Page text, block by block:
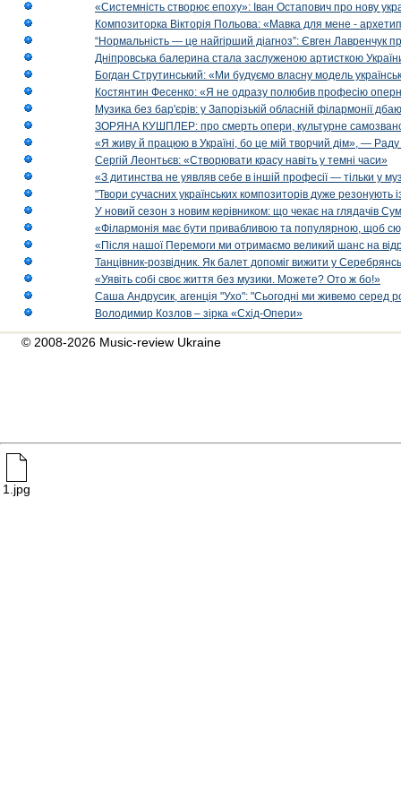
«Системність створює епоху»: Іван Остапович про нову
Композиторка Вікторія Польова: «Мавка для мене -
“Нормальність — це найгірший діагноз”: Євген Лавренчук
Дніпровська балерина стала заслуженою артисткою
Богдан Струтинський: «Ми будуємо власну модель
Костянтин Фесенко: «Я не одразу полюбив професію
Музика без бар'єрів: у Запорізькій обласній філармонії
ЗОРЯНА КУШПЛЕР: про смерть опери, культурне
«Я живу й працюю в Україні, бо це мій творчий дім», — Раду
Сергій Леонтьєв: «Створювати красу навіть у темні часи»
«З дитинства не уявляв себе в іншій професії — тільки у
"Твори сучасних українських композиторів дуже резонують
У новий сезон з новим керівником: що чекає на глядачів
«Філармонія має бути привабливою та популярною, щоб
«Після нашої Перемоги ми отримаємо великий шанс на
Танцівник-розвідник. Як балет допоміг вижити у
«Уявіть собі своє життя без музики. Можете? Ото ж бо!»
Саша Андрусик, агенція "Ухо": "Сьогодні ми живемо серед
Володимир Козлов – зірка «Схід-Опери»
© 2008-2026 Music-review Ukraine
1.jpg